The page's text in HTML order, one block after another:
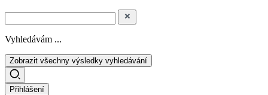
Vyhledávám ...
Zobrazit všechny výsledky vyhledávání
Přihlášení